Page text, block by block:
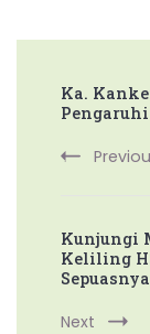
Ka.
Kunjungi
Keliling
Sepuasnya
Next